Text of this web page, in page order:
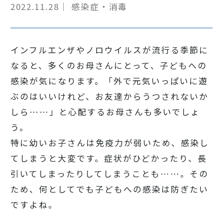
2022.11.28｜ 感染症・消毒
インフルエンザやノロウイルスが流行る季節に
なると、多くのお母さんにとって、子どもへの
感染が気になります。「外で元気いっぱいに遊
ぶのはいいけれど、お友達からうつされないか
しら……」と心配するお母さんも多いでしょ
う。
特に幼いお子さんは免疫力が弱いため、感染し
てしまうと大変です。症状がひどかったり、長
引いてしまったりしてしまうことも……。その
ため、何としてでも子どもへの感染は防ぎたい
ですよね。